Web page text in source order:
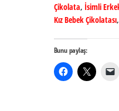
Çikolata, İsimli
Kız Bebek Çikolatası,
Bunu paylaş: